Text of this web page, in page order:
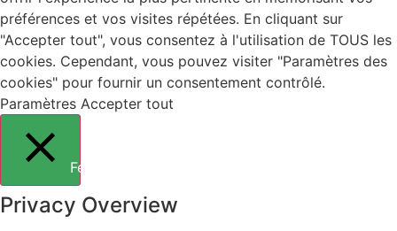
préférences et vos visites répétées. En cliquant sur
"Accepter tout", vous consentez à l'utilisation de TOUS les
cookies. Cependant, vous pouvez visiter "Paramètres des
cookies" pour fournir un consentement contrôlé.
Paramètres Accepter tout
Fermer
Privacy Overview